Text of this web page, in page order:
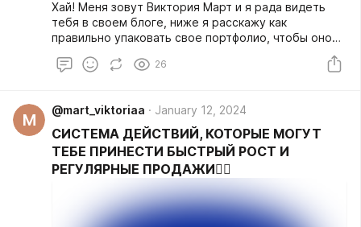
Хай! Меня зовут Виктория Март и я рада видеть
тебя в своем блоге, ниже я расскажу как
правильно упаковать свое портфолио, чтобы оно
26
M
@mart_viktoriaa January 12, 2024
СИСТЕМА ДЕЙСТВИЙ, КОТОРЫЕ МОГУТ
ТЕБЕ ПРИНЕСТИ БЫСТРЫЙ РОСТ И
РЕГУЛЯРНЫЕ ПРОДАЖИ❤️‍🔥